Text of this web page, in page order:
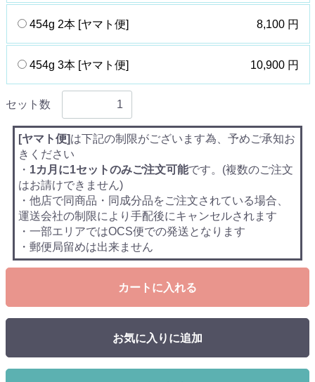
454g 2本 [ヤマト便] 8,100 円
454g 3本 [ヤマト便] 10,900 円
セット数
[ヤマト便]は下記の制限がございます為、予めご承知お
きください
・ 1カ月に1セットのみご注文可能です。(複数のご注文
はお請けできません)
・他店で同商品・同成分品をご注文されている場合、
運送会社の制限により手配後にキャンセルされます
・一部エリアではOCS便での発送となります
・郵便局留めは出来ません
カートに入れる
お気に入りに追加